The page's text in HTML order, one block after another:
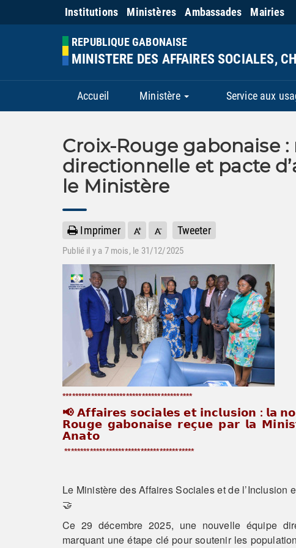
Institutions Ministères Ambassades Mairies
REPUBLIQUE GABONAISE
MINISTERE DES AFFAIRES SOCIALES,
Accueil Ministère Service aux
Croix-Rouge gabonaise
directionnelle et pacte
le Ministère
Imprimer Tweeter
Publié il y a 7 mois, le 31/12/2025
*****************************************
📢 𝗔𝗳𝗳𝗮𝗶𝗿𝗲𝘀 𝘀𝗼𝗰𝗶𝗮𝗹𝗲𝘀 𝗲𝘁 𝗶𝗻𝗰𝗹𝘂𝘀𝗶𝗼𝗻 : 𝗹𝗮
𝗥𝗼𝘂𝗴𝗲 𝗴𝗮𝗯𝗼𝗻𝗮𝗶𝘀𝗲 𝗿𝗲𝗰̧𝘂𝗲 𝗽𝗮𝗿 𝗹𝗮
𝗔𝗻𝗮𝘁𝗼
*****************************************
Le Ministère des Affaires Sociales et de
🤝
Ce 29 décembre 2025, une nouvelle équipe
marquant une étape clé pour soutenir les